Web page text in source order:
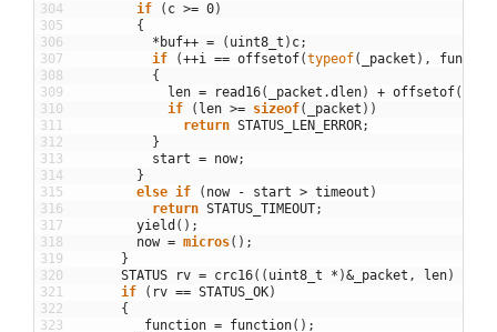
304
305
306
307
308
309
310
311
312
313
314
315
316
317
318
319
320
321
322
323
if
( c >= 0)
{
* buf++ = ( uint8_t ) c;
if
(++i == offsetof(typeof( _packet ) , func
{
len = read16( _packet .dlen) + offsetof(
if
( len >= sizeof( _packet ) )
return STATUS_LEN_ERROR;
}
start = now;
}
else if ( now - start > timeout )
return STATUS_TIMEOUT;
yield ( ) ;
now = micros( ) ;
}
STATUS
rv = crc16( ( uint8_t * )& _packet , len)
if
( rv == STATUS_OK)
{
_function = function( ) ;